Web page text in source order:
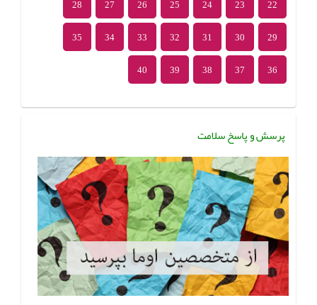
22
23
24
25
26
27
28
29
30
31
32
33
34
35
36
37
38
39
40
پرسش و پاسخ سلامت